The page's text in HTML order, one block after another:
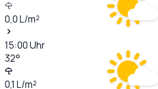
0,0L/m²
15:00Uhr
32°
0,1 L/m²